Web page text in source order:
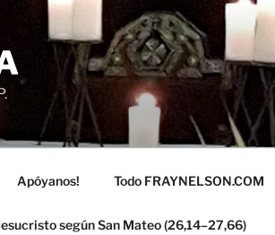
Apóyanos! Todo FRAYNELSON.COM
según San Mateo (26,14–27,66)